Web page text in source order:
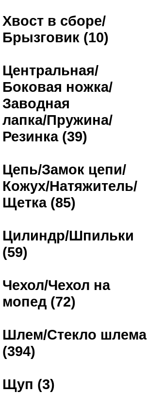
Хвост в сборе/
Брызговик (10)
Центральная/
Боковая ножка/
Заводная
лапка/Пружина/
Резинка (39)
Цепь/Замок цепи/
Кожух/Натяжитель/
Щетка (85)
Цилиндр/Шпильки
(59)
Чехол/Чехол на
мопед (72)
Шлем/Стекло шлема
(394)
Щуп (3)